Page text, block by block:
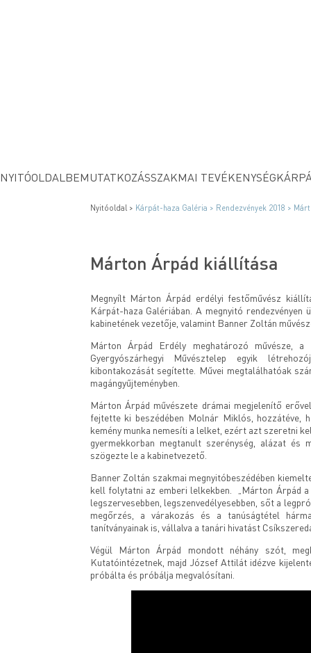
NYITÓOLDAL BEMUTATKOZÁSSZAKMAI TEVÉKENYSÉG
Nyitóoldal > Kárpát-haza Galéria > Rendezvények 2018 >
Márton Árpád kiállítása
Megnyílt Márton Árpád erdélyi festőművész
Kárpát-haza Galériában. A megnyitó
kabinetének vezetője, valamint Banner Zoltán
Márton Árpád Erdély meghatározó művésze,
Gyergyószárhegyi Művésztelep egyik
kibontakozását segítette. Művei megtalálhatóak
magángyűjteményben.
Márton Árpád művészete drámai megjelenítő
fejtette ki beszédében Molnár Miklós, hozzátéve,
kemény munka nemesíti a lelket, ezért azt szeretni
gyermekkorban megtanult szerénység, alázat
szögezte le a kabinetvezető.
Banner Zoltán szakmai megnyitóbeszédében
kell folytatni az emberi lelkekben. „Márton Árpád
legszervesebben, legszenvedélyesebben, sőt a
megőrzés, a várakozás és a tanúságtétel
tanítványainak is, vállalva a tanári hivatást
Végül Márton Árpád mondott néhány szót,
Kutatóintézetnek, majd József Attilát idézve
próbálta és próbálja megvalósítani.